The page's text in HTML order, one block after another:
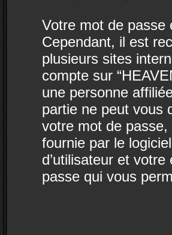
Votre mot de passe
Cependant, il est
plusieurs sites
compte sur
une personne
partie ne peut vous
votre mot de passe,
fournie par le
d’utilisateur et
passe qui vous